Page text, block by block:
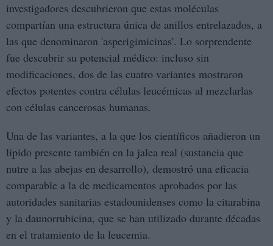
investigadores descubrieron que estas moléculas
compartían una estructura única de anillos entrelazados, a
las que denominaron 'asperigimicinas'. Lo sorprendente
fue descubrir su potencial médico: incluso sin
modificaciones, dos de las cuatro variantes mostraron
efectos potentes contra células leucémicas al mezclarlas
con células cancerosas humanas.
Una de las variantes, a la que los científicos añadieron un
lípido presente también en la jalea real (sustancia que
nutre a las abejas en desarrollo), demostró una eficacia
comparable a la de medicamentos aprobados por las
autoridades sanitarias estadounidenses como la citarabina
y la daunorrubicina, que se han utilizado durante décadas
en el tratamiento de la leucemia.